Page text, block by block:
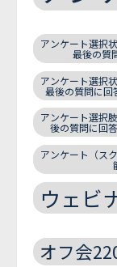
アンケート選択
最後の質
アンケート選択
最後の質問に
アンケート選択
後の質問に回
アンケート（ス
ウェビ
オフ会